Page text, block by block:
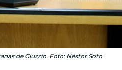
de Giuzzio. Foto: Néstor Soto